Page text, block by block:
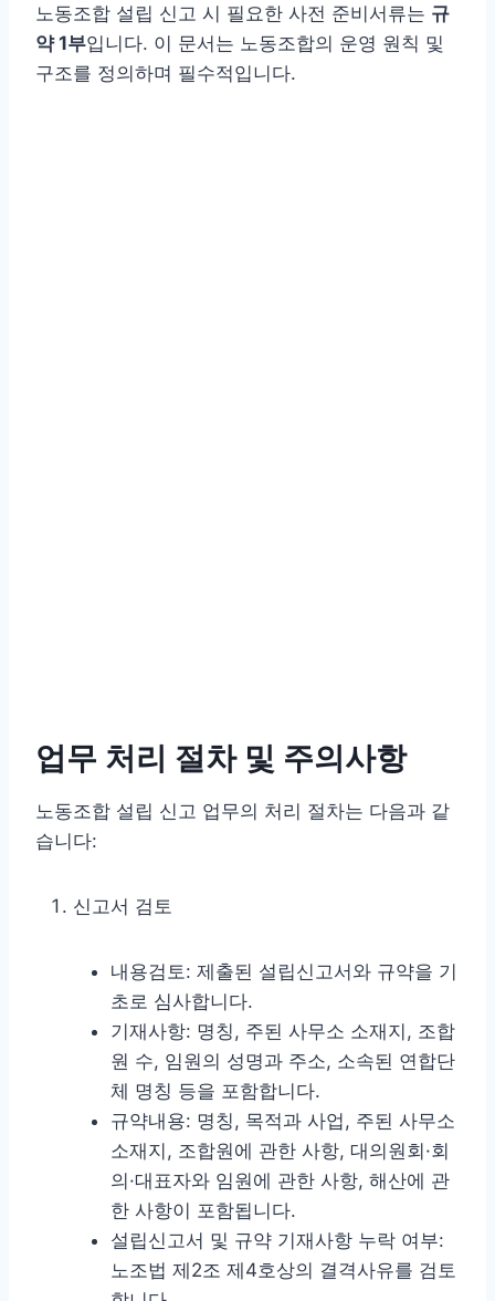
노동조합 설립 신고 시 필요한 사전 준비서류는 규
약 1부입니다. 이 문서는 노동조합의 운영 원칙 및
구조를 정의하며 필수적입니다.
업무 처리 절차 및 주의사항
노동조합 설립 신고 업무의 처리 절차는 다음과 같
습니다:
신고서 검토
내용검토: 제출된 설립신고서와 규약을 기
초로 심사합니다.
기재사항: 명칭, 주된 사무소 소재지, 조합
원 수, 임원의 성명과 주소, 소속된 연합단
체 명칭 등을 포함합니다.
규약내용: 명칭, 목적과 사업, 주된 사무소
소재지, 조합원에 관한 사항, 대의원회·회
의·대표자와 임원에 관한 사항, 해산에 관
한 사항이 포함됩니다.
설립신고서 및 규약 기재사항 누락 여부:
노조법 제2조 제4호상의 결격사유를 검토